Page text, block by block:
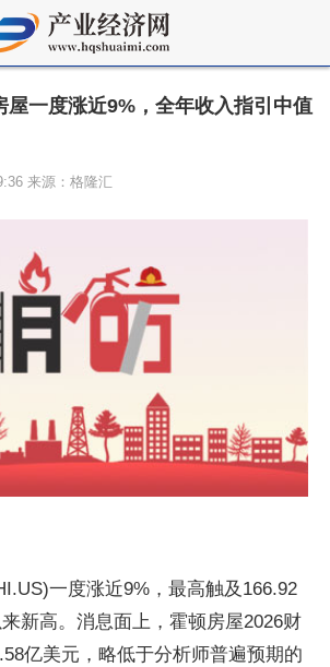
屋一度涨近9%，全年收入指引中值
来源：格隆汇
一度涨近9%，最高触及166.92
新高。消息面上，霍顿房屋2026财
亿美元，略低于分析师普遍预期的